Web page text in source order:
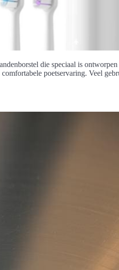
die speciaal is
poetservaring. Veel